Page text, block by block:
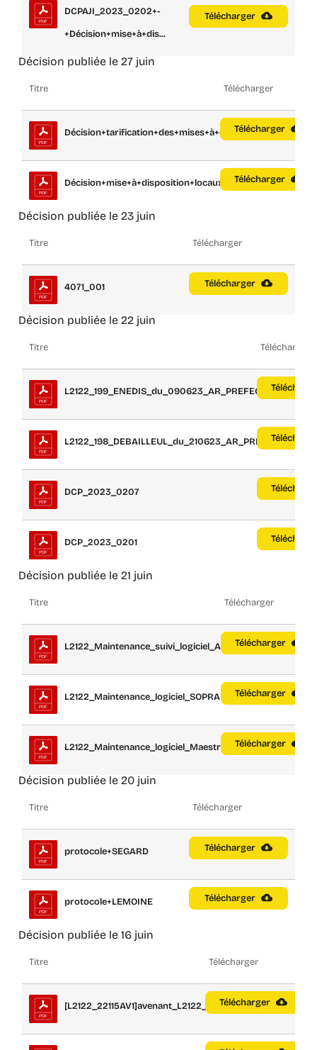
DCPAJI_2023_0202+-
+Décision+mise+à+dis...
Télécharger
Décision publiée le 27 juin
Titre Télécharger
Décision+tarification+des+mises+à+disp...Télécharger
Décision+mise+à+disposition+locaux+ass...Télécharger
Décision publiée le 23 juin
Titre Télécharger
4071_001 Télécharger
Décision publiée le 22 juin
Titre Télécharger
L2122_199_ENEDIS_du_090623_AR_PREFECTURE
L2122_198_DEBAILLEUL_du_210623_AR_PREFEC...
DCP_2023_0207
DCP_2023_0201
Décision publiée le 21 juin
Titre Télécharger
L2122_Maintenance_suivi_logiciel_ADAGIOTélécharger
L2122_Maintenance_logiciel_SOPRANO Télécharger
L2122_Maintenance_logiciel_Maestro Télécharger
Décision publiée le 20 juin
Titre Télécharger
protocole+SEGARD Télécharger
protocole+LEMOINE Télécharger
Décision publiée le 16 juin
Titre Télécharger
[L2122_22115AV1]avenant_L2122_lot_11Télécharger